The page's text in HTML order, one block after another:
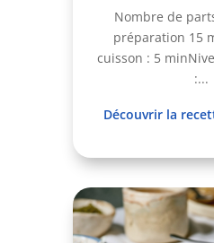
Nombre de
préparation 15
cuisson : 5
:...
Découvrir la